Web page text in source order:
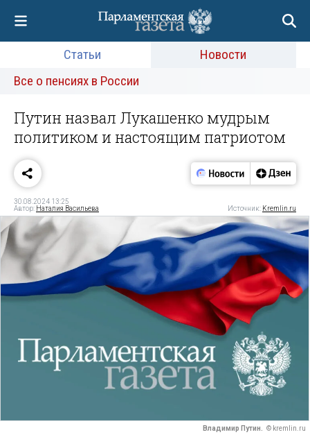
Статьи
Новости
Все о пенсиях в России
Путин назвал Лукашенко мудрым
политиком и настоящим патриотом
30.08.2024 13:25
Автор: Наталия Васильева Источник: Kremlin.ru
Владимир Путин. © kremlin.ru